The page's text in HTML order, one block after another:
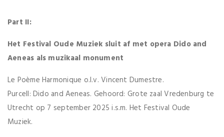
Part II:
Het Festival Oude Muziek sluit af met opera Dido and
Aeneas als muzikaal monument
Le Poème Harmonique o.l.v. Vincent Dumestre.
Purcell: Dido and Aeneas. Gehoord: Grote zaal Vredenburg te
Utrecht op 7 september 2025 i.s.m. Het Festival Oude
Muziek.